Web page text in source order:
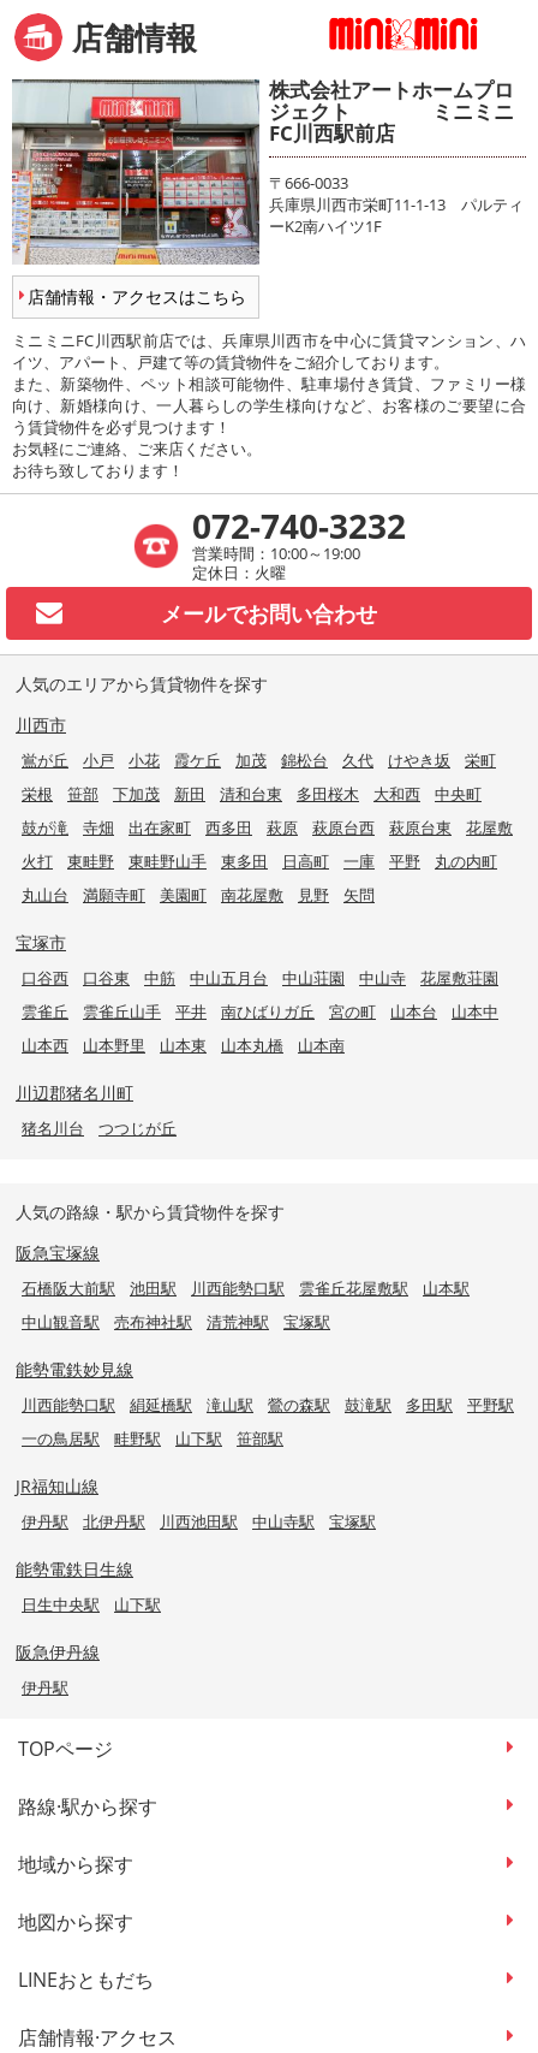
店舗情報
店舗情報・アクセスはこちら
株式会社アートホームプロ
ジェクト ミニミニ
FC川西駅前店
〒666-0033
兵庫県川西市栄町11-1-13 パルティ
ーK2南ハイツ1F
ミニミニFC川西駅前店では、兵庫県川西市を中心に賃貸マンション、ハ
イツ、アパート、戸建て等の賃貸物件をご紹介しております。
また、新築物件、ペット相談可能物件、駐車場付き賃貸、ファミリー様
向け、新婚様向け、一人暮らしの学生様向けなど、お客様のご要望に合
う賃貸物件を必ず見つけます！
お気軽にご連絡、ご来店ください。
お待ち致しております！
072-740-3232
営業時間：10:00～19:00
定休日：火曜
メールでお問い合わせ
人気のエリアから賃貸物件を探す
川西市
鴬が丘 小戸 小花 霞ケ丘 加茂 錦松台 久代 けやき坂
栄町
栄根
笹部 下加茂 新田 清和台東 多田桜木 大和西
中央町
鼓が滝
寺畑 出在家町 西多田 萩原 萩原台西 萩原台東
花屋敷
火打
東畦野 東畦野山手 東多田 日高町 一庫 平野
丸の内町
丸山台
満願寺町 美園町 南花屋敷 見野 矢問
宝塚市
口谷西 口谷東 中筋 中山五月台 中山荘園 中山寺
花屋敷荘園
雲雀丘
雲雀丘山手 平井 南ひばりガ丘 宮の町 山本台
山本中
山本西
山本野里 山本東 山本丸橋 山本南
川辺郡猪名川町
猪名川台 つつじが丘
人気の路線・駅から賃貸物件を探す
阪急宝塚線
石橋阪大前駅 池田駅 川西能勢口駅 雲雀丘花屋敷駅
山本駅
中山観音駅
売布神社駅 清荒神駅 宝塚駅
能勢電鉄妙見線
川西能勢口駅 絹延橋駅 滝山駅 鶯の森駅 鼓滝駅 多田駅
平野駅
一の鳥居駅
畦野駅 山下駅 笹部駅
JR福知山線
伊丹駅 北伊丹駅 川西池田駅 中山寺駅 宝塚駅
能勢電鉄日生線
日生中央駅 山下駅
阪急伊丹線
伊丹駅
TOPページ
路線·駅から探す
地域から探す
地図から探す
LINEおともだち
店舗情報·アクセス